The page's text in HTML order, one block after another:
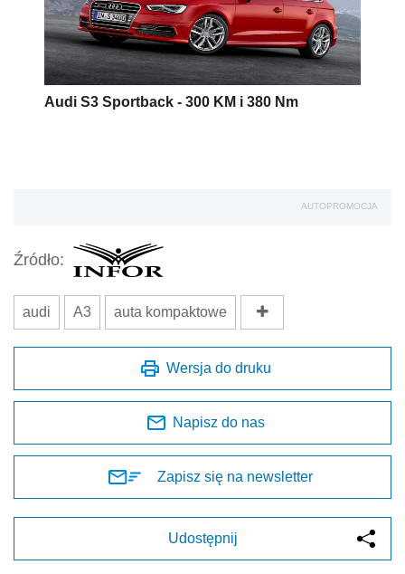
Audi S3 Sportback - 300 KM i 380 Nm
AUTOPROMOCJA
Źródło:
audi A3 auta kompaktowe
Wersja do druku
Napisz do nas
Zapisz się na newsletter
Udostępnij